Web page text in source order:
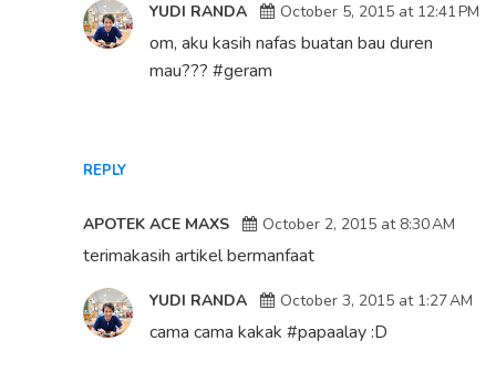
REPLY
YUDI RANDA October 5, 2015 at 12:41 PM
om, aku kasih nafas buatan bau duren
mau??? #geram
APOTEK ACE MAXS October 2, 2015 at 8:30 AM
terimakasih artikel bermanfaat
YUDI RANDA October 3, 2015 at 1:27 AM
cama cama kakak #papaalay :D